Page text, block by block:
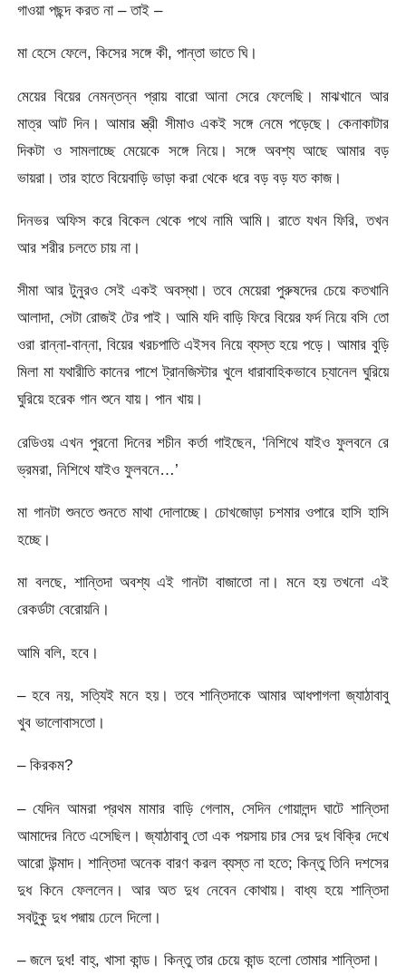
গাওয়া পছন্দ করত না – তাই –
মা হেসে ফেলে, কিসের সঙ্গে কী, পান্তা ভাতে ঘি।
মেয়ের বিয়ের নেমন্তন্ন প্রায় বারো আনা সেরে ফেলেছি। মাঝখানে আর
মাত্র আট দিন। আমার স্ত্রী সীমাও একই সঙ্গে নেমে পড়েছে। কেনাকাটার
দিকটা ও সামলাচ্ছে মেয়েকে সঙ্গে নিয়ে। সঙ্গে অবশ্য আছে আমার বড়
ভায়রা। তার হাতে বিয়েবাড়ি ভাড়া করা থেকে ধরে বড় বড় যত কাজ।
দিনভর অফিস করে বিকেল থেকে পথে নামি আমি। রাতে যখন ফিরি, তখন
আর শরীর চলতে চায় না।
সীমা আর টুনুরও সেই একই অবস্থা। তবে মেয়েরা পুরুষদের চেয়ে কতখানি
আলাদা, সেটা রোজই টের পাই। আমি যদি বাড়ি ফিরে বিয়ের ফর্দ নিয়ে বসি তো
ওরা রান্না-বান্না, বিয়ের খরচপাতি এইসব নিয়ে ব্যস্ত হয়ে পড়ে। আমার বুড়ি
মিলা মা যথারীতি কানের পাশে ট্রানজিস্টার খুলে ধারাবাহিকভাবে চ্যানেল ঘুরিয়ে
ঘুরিয়ে হরেক গান শুনে যায়। পান খায়।
রেডিওয় এখন পুরনো দিনের শচীন কর্তা গাইছেন, ‘নিশিথে যাইও ফুলবনে রে
ভ্রমরা, নিশিথে যাইও ফুলবনে…’
মা গানটা শুনতে শুনতে মাথা দোলাচ্ছে। চোখজোড়া চশমার ওপারে হাসি হাসি
হচ্ছে।
মা বলছে, শান্তিদা অবশ্য এই গানটা বাজাতো না। মনে হয় তখনো এই
রেকর্ডটা বেরোয়নি।
আমি বলি, হবে।
– হবে নয়, সত্যিই মনে হয়। তবে শান্তিদাকে আমার আধপাগলা জ্যাঠাবাবু
খুব ভালোবাসতো।
– কিরকম?
– যেদিন আমরা প্রথম মামার বাড়ি গেলাম, সেদিন গোয়ালন্দ ঘাটে শান্তিদা
আমাদের নিতে এসেছিল। জ্যাঠাবাবু তো এক পয়সায় চার সের দুধ বিক্রি দেখে
আরো উন্মাদ। শান্তিদা অনেক বারণ করল ব্যস্ত না হতে; কিন্তু তিনি দশসের
দুধ কিনে ফেললেন। আর অত দুধ নেবেন কোথায়। বাধ্য হয়ে শান্তিদা
সবটুকু দুধ পদ্মায় ঢেলে দিলো।
– জলে দুধ! বাহ্, খাসা কান্ড। কিন্তু তার চেয়ে কান্ড হলো তোমার শান্তিদা।